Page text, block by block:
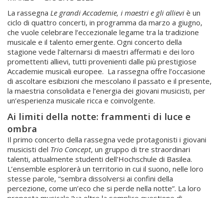
La rassegna Le grandi Accademie, i maestri e gli allievi è un
ciclo di quattro concerti, in programma da marzo a giugno,
che vuole celebrare l’eccezionale legame tra la tradizione
musicale e il talento emergente. Ogni concerto della
stagione vede l’alternarsi di maestri affermati e dei loro
promettenti allievi, tutti provenienti dalle più prestigiose
Accademie musicali europee. La rassegna offre l’occasione
di ascoltare esibizioni che mescolano il passato e il presente,
la maestria consolidata e l’energia dei giovani musicisti, per
un’esperienza musicale ricca e coinvolgente.
Ai limiti della notte: frammenti di luce e
ombra
Il primo concerto della rassegna vede protagonisti i giovani
musicisti del Trio Concept, un gruppo di tre straordinari
talenti, attualmente studenti dell'Hochschule di Basilea.
L’ensemble esplorerà un territorio in cui il suono, nelle loro
stesse parole, “sembra dissolversi ai confini della
percezione, come un’eco che si perde nella notte”. La loro